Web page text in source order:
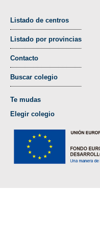
Listado de centros
Listado por provincias
Contacto
Buscar colegio
Te mudas
Elegir colegio